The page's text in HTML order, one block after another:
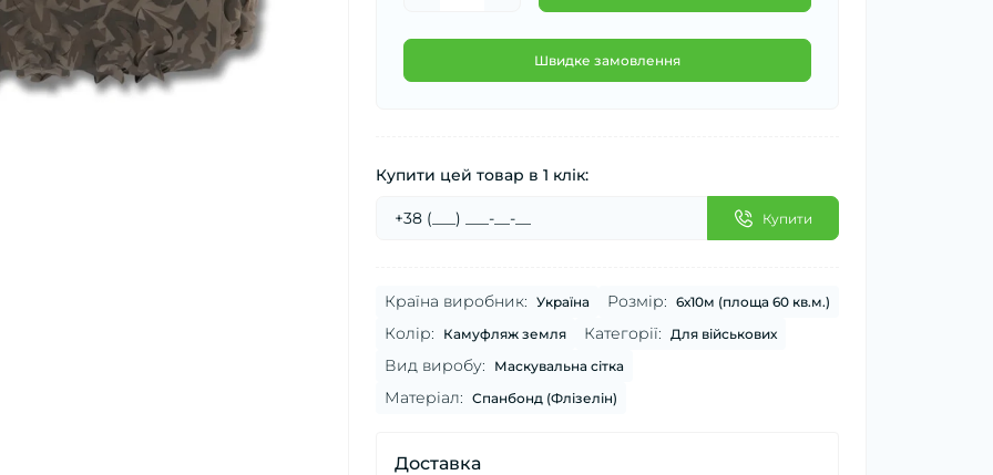
Швидке замовлення
Купити цей товар в 1 клік:
Купити
Країна виробник: Україна Розмір: 6х10м (площа 60 кв.м.)
Колір: Камуфляж земля Категорії: Для військових
Вид виробу: Маскувальна сітка
Матеріал: Спанбонд (Флізелін)
Доставка